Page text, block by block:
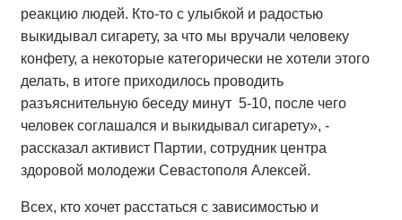
реакцию людей. Кто-то с улыбкой и радостью
выкидывал сигарету, за что мы вручали человеку
конфету, а некоторые категорически не хотели этого
делать, в итоге приходилось проводить
разъяснительную беседу минут 5-10, после чего
человек соглашался и выкидывал сигарету», -
рассказал активист Партии, сотрудник центра
здоровой молодежи Севастополя Алексей.
Всех, кто хочет расстаться с зависимостью и